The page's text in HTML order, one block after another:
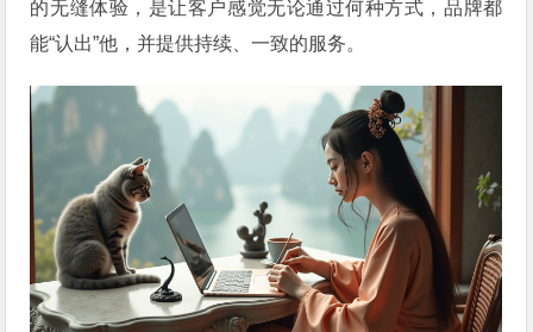
的无缝体验，是让客户感觉无论通过何种方式，品牌都
能“认出”他，并提供持续、一致的服务。